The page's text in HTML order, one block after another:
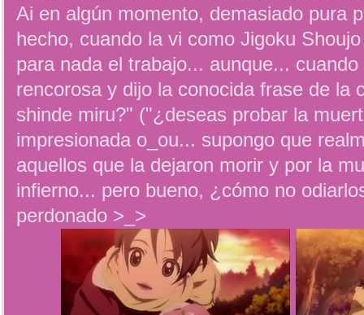
Ai en algún momento, demasiado pura
hecho, cuando la vi como Jigoku
para nada el trabajo... aunque...
rencorosa y dijo la conocida frase de la
shinde miru?" ("¿deseas probar la
impresionada o_ou... supongo que
aquellos que la dejaron morir y por la
infierno... pero bueno, ¿cómo no
perdonado >_>